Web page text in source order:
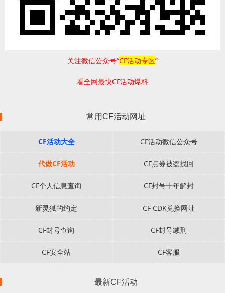
关注微信公众号“CF活动专区”
看全网最快CF活动爆料
常用CF活动网址
CF活动大全 CF活动微信公众号
代做CF活动 CF点券被盗找回
CF个人信息查询 CF封号十年解封
新灵狐的约定 CF CDK兑换网址
CF封号查询 CF封号减刑
CF安全站 CF客服
最新CF活动